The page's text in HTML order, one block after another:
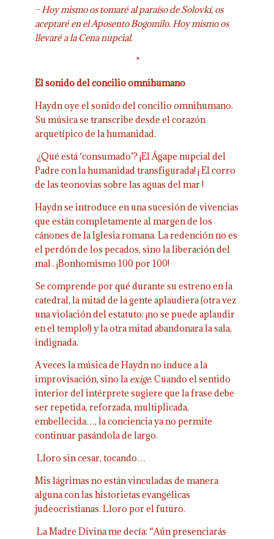
– Hoy mismo os tomaré al paraíso de Solovkí, os
aceptaré en el Aposento Bogomilo. Hoy mismo os
llevaré a la Cena nupcial.
*
El sonido del concilio omnihumano
Haydn oye el sonido del concilio omnihumano.
Su música se transcribe desde el corazón
arquetípico de la humanidad.
¿Qué está ‘consumado’? ¡El Ágape nupcial del
Padre con la humanidad transfigurada! ¡ El corro
de las teonovias sobre las aguas del mar !
Haydn se introduce en una sucesión de vivencias
que están completamente al margen de los
cánones de la Iglesia romana. La redención no es
el perdón de los pecados, sino la liberación del
mal . ¡Bonhomismo 100 por 100!
Se comprende por qué durante su estreno en la
catedral, la mitad de la gente aplaudiera (otra vez
una violación del estatuto: ¡no se puede aplaudir
en el templo!) y la otra mitad abandonara la sala,
indignada.
A veces la música de Haydn no induce a la
improvisación, sino laexige. Cuando el sentido
interior del intérprete sugiere que la frase debe
ser repetida, reforzada, multiplicada,
embellecida…, la conciencia ya no permite
continuar pasándola de largo.
Lloro sin cesar, tocando…
Mis lágrimas no están vinculadas de manera
alguna con las historietas evangélicas
judeocristianas. Lloro por el futuro.
La Madre Divina me decía: “Aún presenciarás